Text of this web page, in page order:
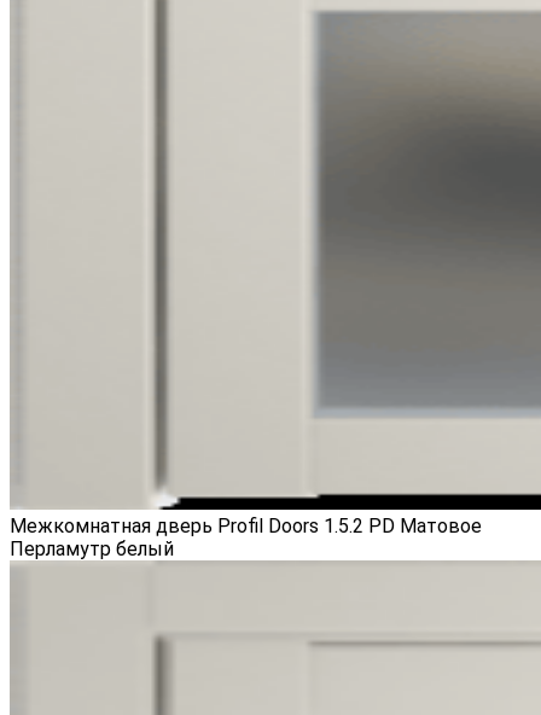
Межкомнатная дверь Profil Doors 1.5.2 PD Матовое
Перламутр белый